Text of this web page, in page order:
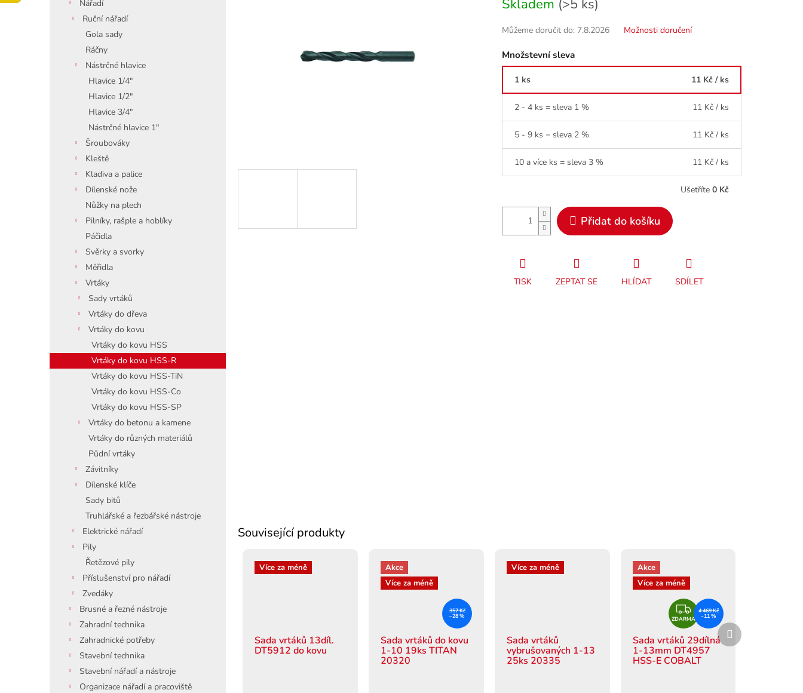
Nářadí
Ruční nářadí
Gola sady
Ráčny
Nástrčné hlavice
Hlavice 1/4"
Hlavice 1/2"
Hlavice 3/4"
Nástrčné hlavice 1"
Šroubováky
Kleště
Kladiva a palice
Dílenské nože
Nůžky na plech
Pilníky, rašple a hoblíky
Páčidla
Svěrky a svorky
Měřidla
Vrtáky
Sady vrtáků
Vrtáky do dřeva
Vrtáky do kovu
Vrtáky do kovu HSS
Vrtáky do kovu HSS-R
Vrtáky do kovu HSS-TiN
Vrtáky do kovu HSS-Co
Vrtáky do kovu HSS-SP
Vrtáky do betonu a kamene
Vrtáky do různých materiálů
Půdní vrtáky
Závitníky
Dílenské klíče
Sady bitů
Truhlářské a řezbářské nástroje
Elektrické nářadí
Pily
Řetězové pily
Příslušenství pro nářadí
Zvedáky
Brusné a řezné nástroje
Zahradní technika
Zahradnické potřeby
Stavební technika
Stavební nářadí a nástroje
Organizace nářadí a pracoviště
cena:
Skladem (>5 ks)
Můžeme doručit do: 7.8.2026 Možnosti doručení
Množstevní sleva
1 ks 11 Kč / ks
2 - 4 ks = sleva 1 % 11 Kč / ks
5 - 9 ks = sleva 2 % 11 Kč / ks
10 a více ks = sleva 3 % 11 Kč / ks
Ušetříte 0 Kč
Přidat do košíku
TISK ZEPTAT SE HLÍDAT SDÍLET
Související produkty
Více za méně
Sada vrtáků 13díl.
DT5912 do kovu
Akce
Více za méně
357 Kč
–28 %
Sada vrtáků do kovu
1-10 19ks TITAN
20320
Více za méně
Sada vrtáků
vybrušovaných 1-13
25ks 20335
Akce
Více za méně
Z
D
A
R
M
ZDARMA
4 469 Kč
–11 %
Sada vrtáků 29dílná
1-13mm DT4957
HSS-E COBALT
Další
produkt